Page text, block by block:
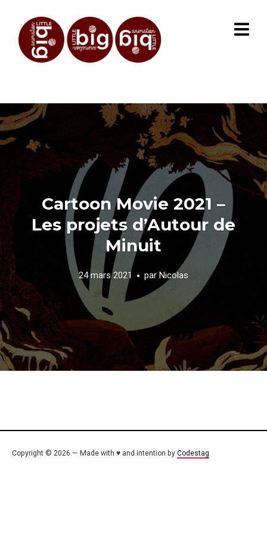
Cartoon Movie 2021 –
Les projets d’Autour de
Minuit
24 mars 2021 par Nicolas
Copyright © 2026 — Made with ♥ and intention by Codestag